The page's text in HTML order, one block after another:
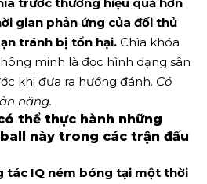
gian phản ứng của đối thủ
tránh bị tổn hại. Chìa khóa
minh là đọc hình dạng sân
khi đưa ra hướng đánh. Có
năng.
thể thực hành những
này trong các trận đấu
tác IQ ném bóng tại một thời